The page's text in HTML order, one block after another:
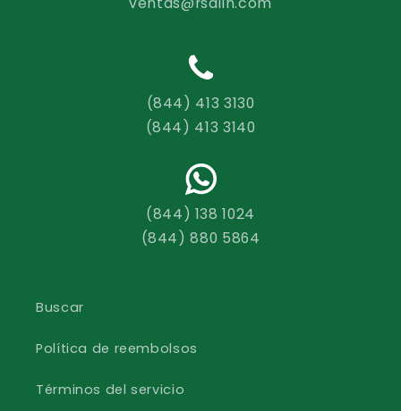
(844) 413 3130
(844) 413 3140
(844) 138 1024
(844) 880 5864
Buscar
Política de reembolsos
Términos del servicio